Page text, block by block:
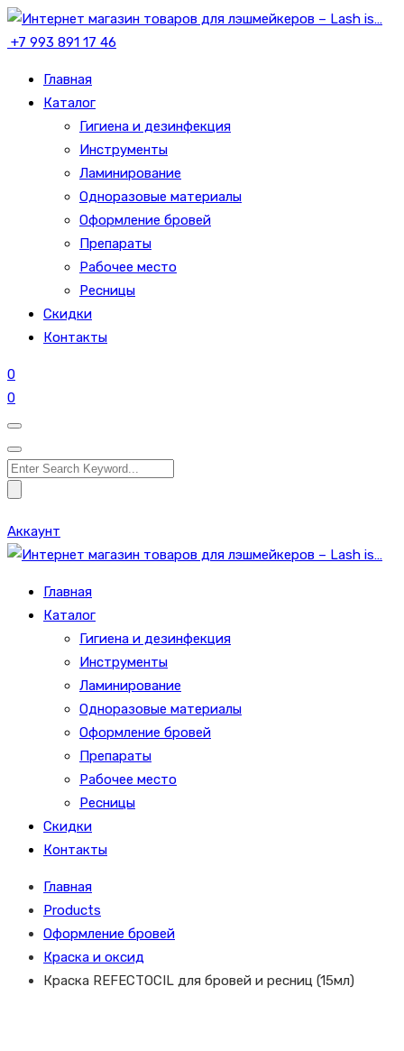
+7 993 891 17 46
Главная
Каталог
Гигиена и дезинфекция
Инструменты
Ламинирование
Одноразовые материалы
Оформление бровей
Препараты
Рабочее место
Ресницы
Скидки
Контакты
0
0
Search
Аккаунт
Главная
Каталог
Гигиена и дезинфекция
Инструменты
Ламинирование
Одноразовые материалы
Оформление бровей
Препараты
Рабочее место
Ресницы
Скидки
Контакты
Главная
Products
Оформление бровей
Краска и оксид
Краска REFECTOCIL для бровей и ресниц (15мл)